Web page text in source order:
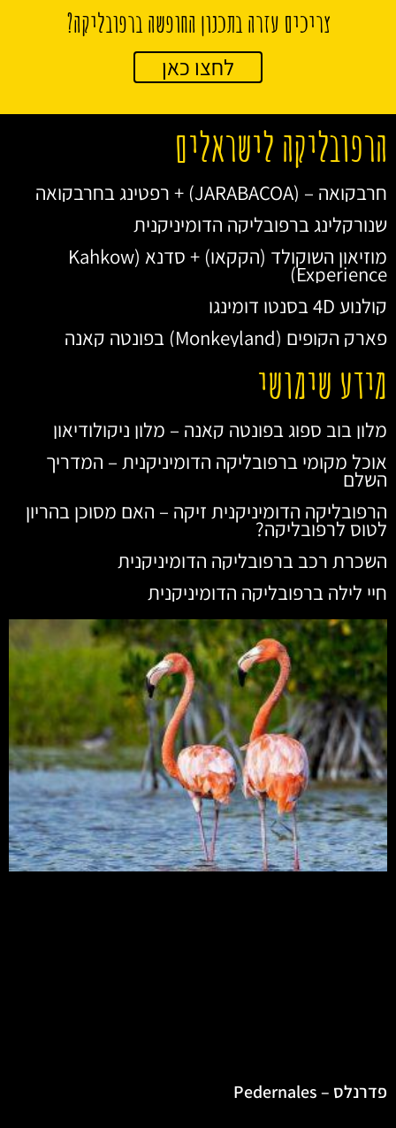
צריכים עזרה בתכנון החופשה ברפובליקה?
לחצו כאן
הרפובליקה לישראלים
חרבקואה – (JARABACOA) + רפטינג בחרבקואה
שנורקלינג ברפובליקה הדומיניקנית
מוזיאון השוקולד (הקקאו) + סדנא (Kahkow
Experience)
קולנוע 4D בסנטו דומינגו
פארק הקופים (Monkeyland) בפונטה קאנה
מידע שימושי
מלון בוב ספוג בפונטה קאנה – מלון ניקולודיאון
אוכל מקומי ברפובליקה הדומיניקנית – המדריך
השלם
הרפובליקה הדומיניקנית זיקה – האם מסוכן בהריון
לטוס לרפובליקה?
השכרת רכב ברפובליקה הדומיניקנית
חיי לילה ברפובליקה הדומיניקנית
פדרנלס – Pedernales